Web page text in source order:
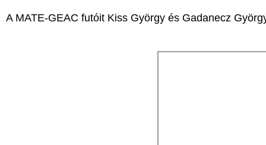
A MATE-GEAC futóit Kiss György és Gadanecz